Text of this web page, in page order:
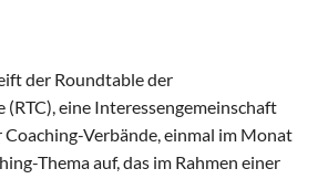
der Roundtable der
(RTC), eine Interessengemeinschaft
Verbände, einmal im Monat
Thema auf, das im Rahmen einer